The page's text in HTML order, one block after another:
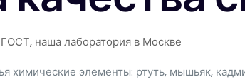
наша лаборатория в Москве
химические элементы: ртуть, мышьяк,